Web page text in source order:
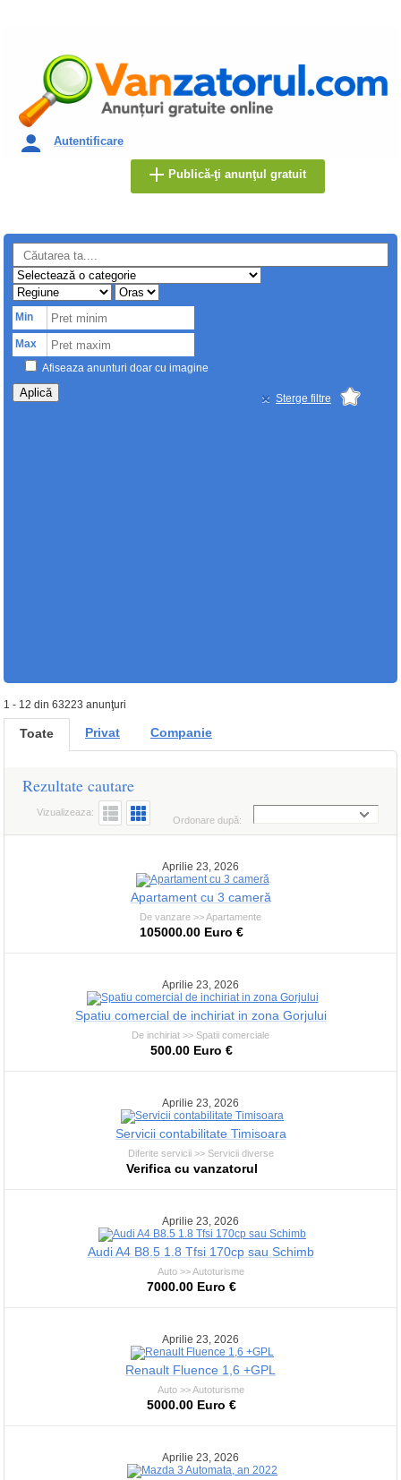
Autentificare
Publică-ţi anunţul gratuit
Min
Max
Afiseaza anunturi doar cu imagine
Aplică Sterge filtre
1 - 12 din 63223 anunţuri
Toate Privat Companie
Rezultate cautare
Ordonare după:
Vizualizeaza:
Aprilie 23, 2026
Apartament cu 3 cameră
De vanzare >> Apartamente
105000.00 Euro €
Aprilie 23, 2026
Spatiu comercial de inchiriat in zona Gorjului
De inchiriat >> Spatii comerciale
500.00 Euro €
Aprilie 23, 2026
Servicii contabilitate Timisoara
Diferite servicii >> Servicii diverse
Verifica cu vanzatorul
Aprilie 23, 2026
Audi A4 B8.5 1.8 Tfsi 170cp sau Schimb
Auto >> Autoturisme
7000.00 Euro €
Aprilie 23, 2026
Renault Fluence 1,6 +GPL
Auto >> Autoturisme
5000.00 Euro €
Aprilie 23, 2026